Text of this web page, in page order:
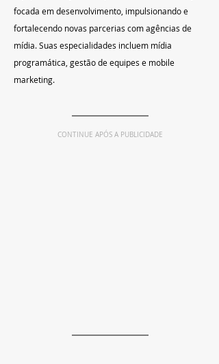
focada em desenvolvimento, impulsionando e
fortalecendo novas parcerias com agências de
mídia. Suas especialidades incluem mídia
programática, gestão de equipes e mobile
marketing.
CONTINUE APÓS A PUBLICIDADE